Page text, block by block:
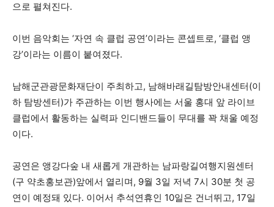
으로 펼쳐진다.
이번 음악회는 ‘자연 속 클럽 공연’이라는 콘셉트로, ‘클럽 앵
강’이라는 이름이 붙여졌다.
남해군관광문화재단이 주최하고, 남해바래길탐방안내센터(이
하 탐방센터)가 주관하는 이번 행사에는 서울 홍대 앞 라이브
클럽에서 활동하는 실력파 인디밴드들이 무대를 꽉 채울 예정
이다.
공연은 앵강다숲 내 새롭게 개관하는 남파랑길여행지원센터
(구 약초홍보관)앞에서 열리며, 9월 3일 저녁 7시 30분 첫 공
연이 예정돼 있다. 이어서 추석연휴인 10일은 건너뛰고, 17일